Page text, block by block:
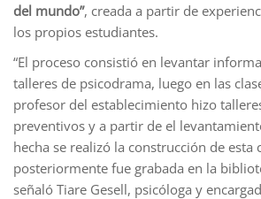
del mundo”, creada a partir de
los propios estudiantes.
“El proceso consistió en levantar
talleres de psicodrama, luego en las
profesor del establecimiento hizo
preventivos y a partir de el
hecha se realizó la construcción de esta
posteriormente fue grabada en la
señaló Tiare Gesell, psicóloga y